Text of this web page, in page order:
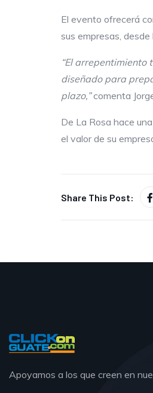
El evento ofrecerá
sus empresas,
“El arrepentimiento
diseñado para
plazo,”comenta
De La Rosa hace
el valor de su
Share This Post:
Apoyamos a los que creen en